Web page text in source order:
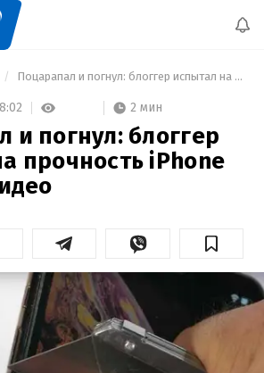
Поцарапал и погнул: блоггер испытал на прочность iPhone Xs Max – видео
2 мин
и погнул: блоггер
прочность iPhone